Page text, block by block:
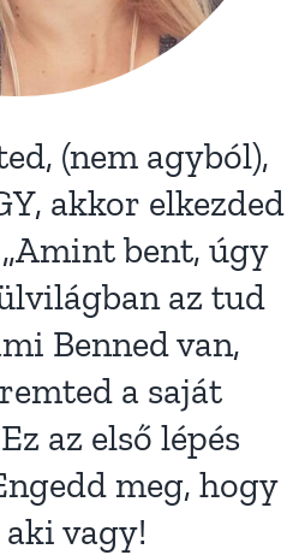
(nem agyból),
akkor elkezded
bent, úgy
az tud
Benned van,
a saját
az első lépés
meg, hogy
vagy!
az új
életre kel
Blog